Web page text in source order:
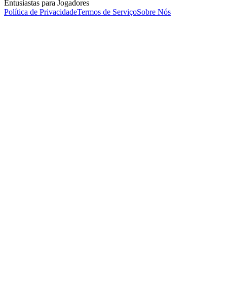
Entusiastas para Jogadores
Política de PrivacidadeTermos de ServiçoSobre Nós